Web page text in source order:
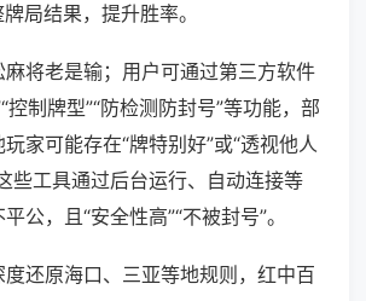
局结果，提升胜率。
将老是输；用户可通过第三方软件
控制牌型”“防检测防封号”等功能，部
家可能存在“牌特别好”或“透视他人
些工具通过后台运行、自动连接等
公，且“安全性高”“不被封号”。
还原海口、三亚等地规则，红中百